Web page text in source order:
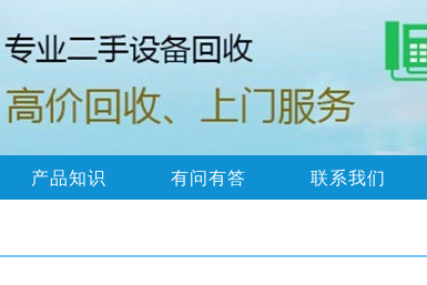
产品知识 有问有答 联系我们